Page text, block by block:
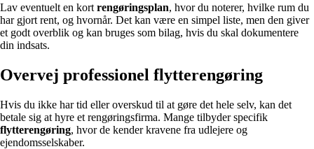
Lav eventuelt en kort rengøringsplan, hvor du noterer, hvilke rum du
har gjort rent, og hvornår. Det kan være en simpel liste, men den giver
et godt overblik og kan bruges som bilag, hvis du skal dokumentere
din indsats.
Overvej professionel flytterengøring
Hvis du ikke har tid eller overskud til at gøre det hele selv, kan det
betale sig at hyre et rengøringsfirma. Mange tilbyder specifik
flytterengøring, hvor de kender kravene fra udlejere og
ejendomsselskaber.